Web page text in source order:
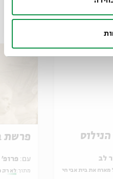
מארח את בית אבי חי
פרשת
עם:
מתוך: לא רק